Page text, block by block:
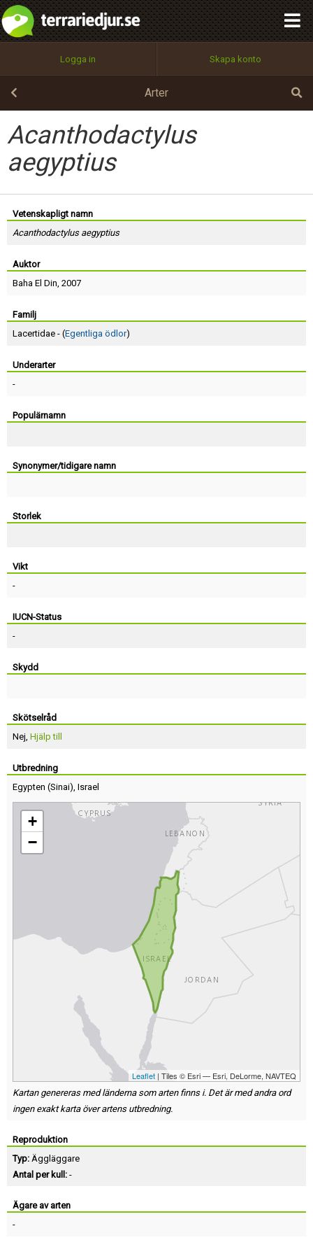
Logga in Skapa konto
Arter
Acanthodactylus
aegyptius
Vetenskapligt namn
Acanthodactylus aegyptius
Auktor
Baha El Din, 2007
Familj
Lacertidae - (Egentliga ödlor)
Underarter
-
Populärnamn
Synonymer/tidigare namn
Storlek
Vikt
-
IUCN-Status
-
Skydd
Skötselråd
Nej, Hjälp till
Utbredning
Egypten (Sinai), Israel
+
−
Leaflet | Tiles © Esri — Esri, DeLorme, NAVTEQ
Kartan genereras med länderna som arten finns i. Det är med andra ord
ingen exakt karta över artens utbredning.
Reproduktion
Typ: Äggläggare
Antal per kull: -
Ägare av arten
-
Utför
100%
OK
integritetspolicy
Namn:
Epost:
Lösenord:
Terms of Service
Begär nytt lösenord
Tillbaka till förstasidan